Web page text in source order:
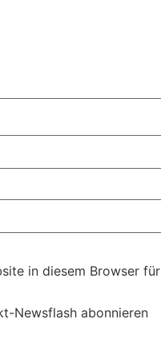
in diesem Browser
Newsflash abonnieren